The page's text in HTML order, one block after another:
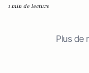
1 min de lecture
Plus de